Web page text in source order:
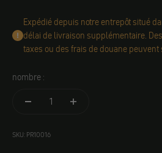
Expédié depuis notre entrepôt situé
délai de livraison supplémentaire.
taxes ou des frais de douane peuvent
nombre :
SKU: PR10016